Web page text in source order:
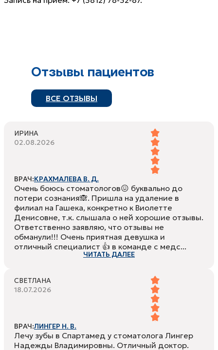
Отзывы пациентов
ВСЕ ОТЗЫВЫ
ИРИНА
02.08.2026
ВРАЧ:КРАХМАЛЕВА В. Д.
Очень боюсь стоматологов😖 буквально до
потери сознания🙈. Пришла на удаление в
филиал на Гашека, конкретно к Виолетте
Денисовне, т.к. слышала о ней хорошие отзывы.
Ответственно заявляю, что отзывы не
обманули!!! Очень приятная девушка и
отличный специалист 👍 в команде с медс...
ЧИТАТЬ ДАЛЕЕ
СВЕТЛАНА
18.07.2026
ВРАЧ:ЛИНГЕР Н. В.
Лечу зубы в Спартамед у стоматолога Лингер
Надежды Владимировны. Отличный доктор.